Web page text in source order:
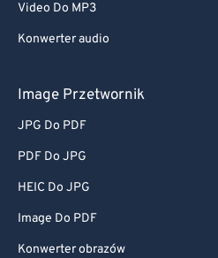
Video Do MP3
Konwerter audio
Image Przetwornik
JPG Do PDF
PDF Do JPG
HEIC Do JPG
Image Do PDF
Konwerter obrazów